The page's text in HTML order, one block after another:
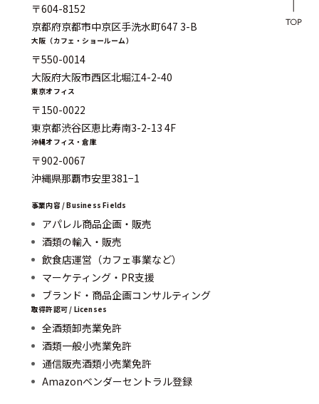
〒604-8152
京都府京都市中京区手洗水町647 3-B
大阪（カフェ・ショールーム）
〒550-0014
大阪府大阪市西区北堀江4-2-40
東京オフィス
〒150-0022
東京都渋谷区恵比寿南3-2-13 4F
沖縄オフィス・倉庫
〒902-0067
沖縄県那覇市安里381−1
事業内容 / Business Fields
アパレル商品企画・販売
酒類の輸入・販売
飲食店運営（カフェ事業など）
マーケティング・PR支援
ブランド・商品企画コンサルティング
取得許認可 / Licenses
全酒類卸売業免許
酒類一般小売業免許
通信販売酒類小売業免許
Amazonベンダーセントラル登録